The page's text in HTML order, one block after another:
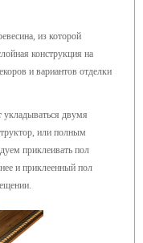
из которой
конструкция на
и вариантов отделки
двумя
или полным
приклеивать пол
и приклеенный пол